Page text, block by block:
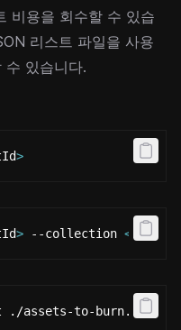
비용을 회수할 수 있습
리스트 파일을 사용
수 있습니다.
>
> --collection <
assets-to-burn.json